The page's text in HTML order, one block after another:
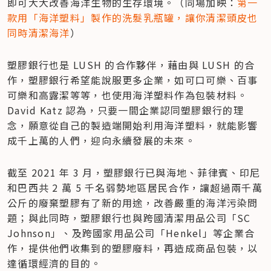
款用「海洋塑料」製作的洗髮乳瓶罐，讓你清潔頭皮也
同時清潔海洋）
塑膠銀行也是 LUSH 的合作夥伴，藉由與 LUSH 的合
作，塑膠銀行希望能說服更多企業，如可口可樂、百事
可樂和高露潔等等，也使用海洋塑料作為包裝材料。
David Katz 認為，只要一間企業認同塑膠銀行的理
念，願意從自己的製造端開始利用海洋塑料，就能影響
成千上萬的人們，迎向永續發展的未來。
截至 2021 年 3 月，塑膠銀行已與海地、菲律賓、印尼
和巴西共 2 萬 5 千名弱勢地區居民合作，讓超過兩千萬
公斤的廢棄塑膠有了新的用途，改善嚴重的海洋污染問
題；與此同時，塑膠銀行也與跨國清潔用品公司「SC
Johnson」、及跨國家用品公司「Henkel」等企業合
作，提供他們收集到的塑膠廢料，再造成商品包裝，以
達循環經濟的目的。